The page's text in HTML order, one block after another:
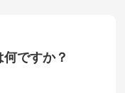
ですか？